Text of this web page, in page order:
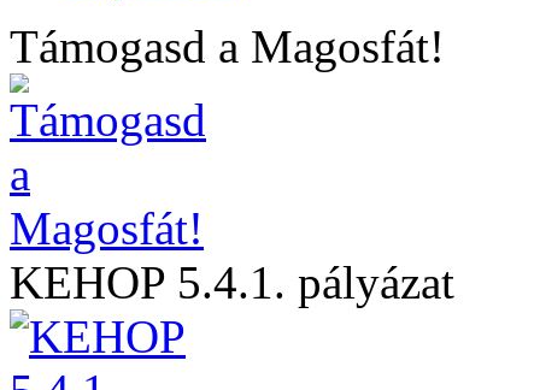
Támogasd a Magosfát!
KEHOP 5.4.1. pályázat